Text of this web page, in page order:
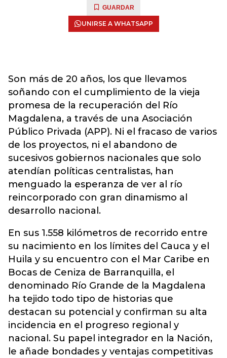
GUARDAR
UNIRSE A WHATSAPP
Son más de 20 años, los que llevamos
soñando con el cumplimiento de la vieja
promesa de la recuperación del Río
Magdalena, a través de una Asociación
Público Privada (APP). Ni el fracaso de varios
de los proyectos, ni el abandono de
sucesivos gobiernos nacionales que solo
atendían políticas centralistas, han
menguado la esperanza de ver al río
reincorporado con gran dinamismo al
desarrollo nacional.
En sus 1.558 kilómetros de recorrido entre
su nacimiento en los límites del Cauca y el
Huila y su encuentro con el Mar Caribe en
Bocas de Ceniza de Barranquilla, el
denominado Río Grande de la Magdalena
ha tejido todo tipo de historias que
destacan su potencial y confirman su alta
incidencia en el progreso regional y
nacional. Su papel integrador en la Nación,
le añade bondades y ventajas competitivas